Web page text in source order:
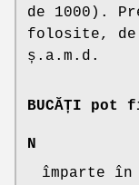
de 1000).
folosite, de
ș.a.m.d.
BUCĂȚI pot
N
împarte